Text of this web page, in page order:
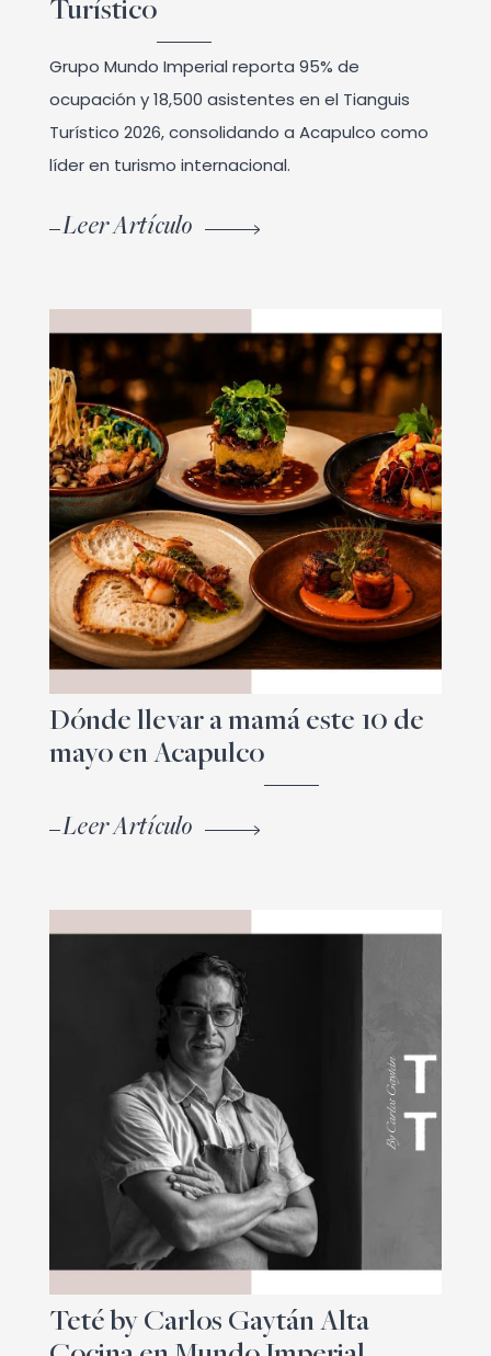
Turístico
Grupo Mundo Imperial reporta 95% de
ocupación y 18,500 asistentes en el Tianguis
Turístico 2026, consolidando a Acapulco como
líder en turismo internacional.
Leer Artículo
Dónde llevar a mamá este 10 de
mayo en Acapulco
Leer Artículo
Teté by Carlos Gaytán Alta